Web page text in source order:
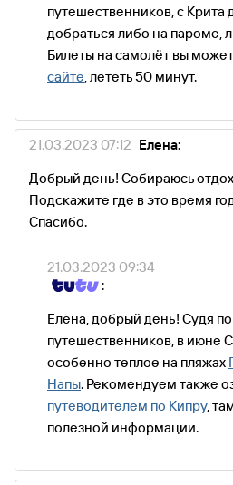
путешественников, с
добраться либо на пароме,
Билеты на самолёт вы
сайте, лететь 50 минут.
21.03.2023 07:12 Елена:
Добрый день! Собираюсь
Подскажите где в это время
Спасибо.
21.03.2023 09:34
:
Елена, добрый день! Судя
путешественников, в июне
особенно теплое на пляжах
Напы. Рекомендуем также
путеводителем по Кипру,
полезной информации.